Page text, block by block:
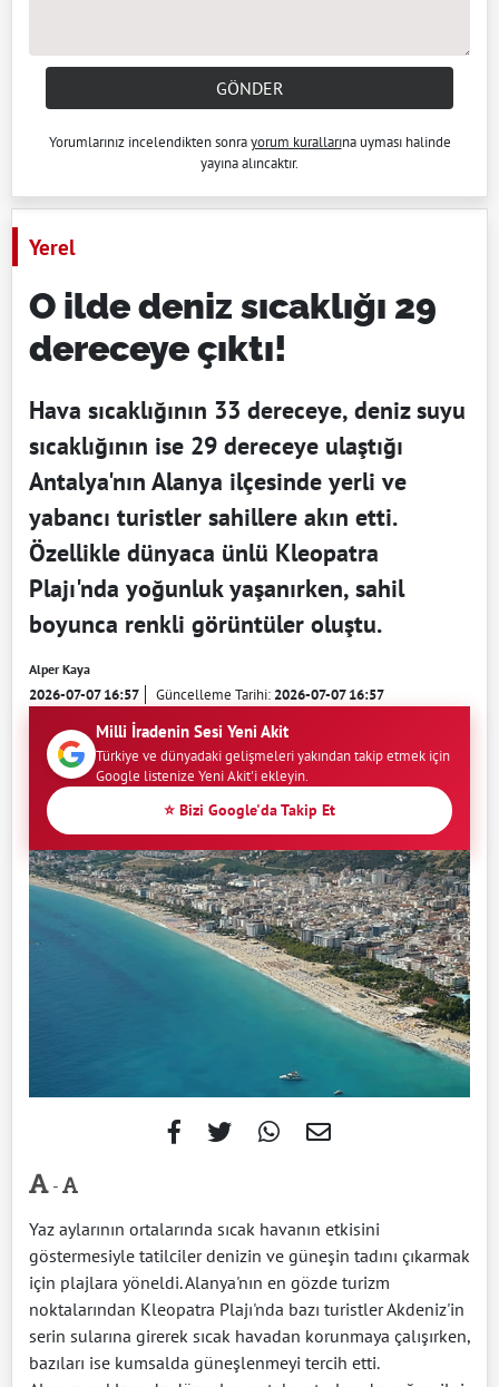
GÖNDER
Yorumlarınız incelendikten sonrayorum kurallarına uyması halinde
yayına alıncaktır.
Yerel
O ilde deniz sıcaklığı 29
dereceye çıktı!
Hava sıcaklığının 33 dereceye, deniz suyu
sıcaklığının ise 29 dereceye ulaştığı
Antalya'nın Alanya ilçesinde yerli ve
yabancı turistler sahillere akın etti.
Özellikle dünyaca ünlü Kleopatra
Plajı'nda yoğunluk yaşanırken, sahil
boyunca renkli görüntüler oluştu.
Alper Kaya
2026-07-07 16:57 Güncelleme Tarihi:2026-07-07 16:57
Milli İradenin Sesi Yeni Akit
Türkiye ve dünyadaki gelişmeleri yakından takip etmek için
Google listenize Yeni Akit'i ekleyin.
⭐ Bizi Google'da Takip Et
-
Yaz aylarının ortalarında sıcak havanın etkisini
göstermesiyle tatilciler denizin ve güneşin tadını çıkarmak
için plajlara yöneldi. Alanya'nın en gözde turizm
noktalarından Kleopatra Plajı'nda bazı turistler Akdeniz'in
serin sularına girerek sıcak havadan korunmaya çalışırken,
bazıları ise kumsalda güneşlenmeyi tercih etti.